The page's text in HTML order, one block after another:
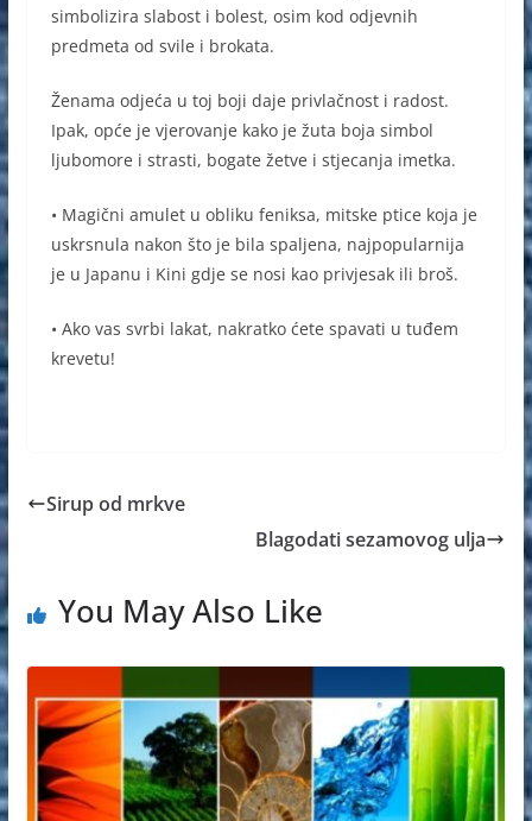
simbolizira slabost i bolest, osim kod odjevnih
predmeta od svile i brokata.
Ženama odjeća u toj boji daje privlačnost i radost.
Ipak, opće je vjerovanje kako je žuta boja simbol
ljubomore i strasti, bogate žetve i stjecanja imetka.
• Magični amulet u obliku feniksa, mitske ptice koja je
uskrsnula nakon što je bila spaljena, najpopularnija
je u Japanu i Kini gdje se nosi kao privjesak ili broš.
• Ako vas svrbi lakat, nakratko ćete spavati u tuđem
krevetu!
Sirup od mrkve
Blagodati sezamovog ulja
You May Also Like